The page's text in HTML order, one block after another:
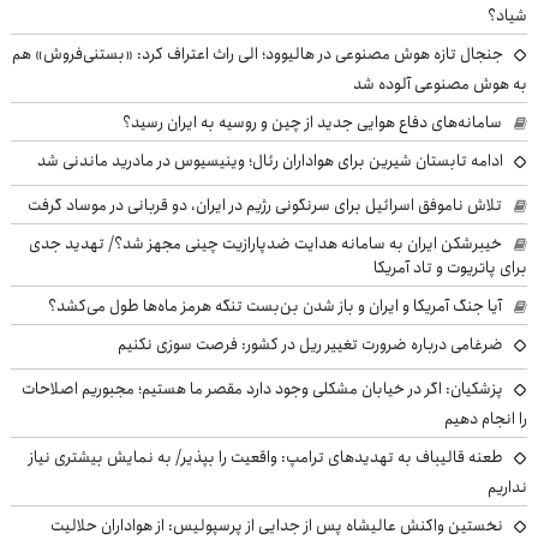
شیاد؟
جنجال تازه هوش مصنوعی در هالیوود؛ الی راث اعتراف کرد: «بستنی‌فروش» هم
به هوش مصنوعی آلوده شد
سامانه‌های دفاع هوایی جدید از چین و روسیه به ایران رسید؟
ادامه تابستان شیرین برای هواداران رئال؛ وینیسیوس در مادرید ماندنی شد
تلاش ناموفق اسرائیل برای سرنگونی رژیم در ایران، دو قربانی در موساد گرفت
خیبرشکن ایران به سامانه هدایت ضدپارازیت چینی مجهز شد؟/ تهدید جدی
برای پاتریوت و تاد آمریکا
آیا جنگ آمریکا و ایران و باز شدن بن‌بست تنگه هرمز ماه‌ها طول می‌کشد؟
ضرغامی درباره ضرورت تغییر ریل در کشور: فرصت سوزی نکنیم
پزشکیان: اگر در خیابان مشکلی وجود دارد مقصر ما هستیم؛ مجبوریم اصلاحات
را انجام دهیم
طعنه قالیباف به تهدیدهای ترامپ: واقعیت را بپذیر/ به نمایش بیشتری نیاز
نداریم
نخستین واکنش عالیشاه پس از جدایی از پرسپولیس: از هواداران حلالیت